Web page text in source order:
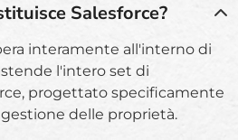
Salesforce?
interamente all'interno di
l'intero set di
progettato specificamente
delle proprietà.